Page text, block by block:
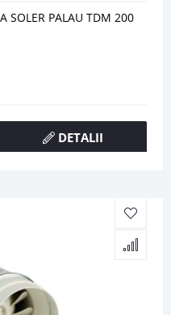
SOLER PALAU TDM 200
DETALII